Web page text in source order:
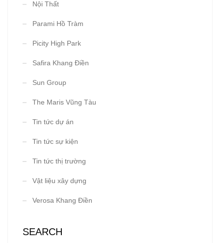
Nội Thất
Parami Hồ Tràm
Picity High Park
Safira Khang Điền
Sun Group
The Maris Vũng Tàu
Tin tức dự án
Tin tức sự kiện
Tin tức thị trường
Vật liệu xây dựng
Verosa Khang Điền
SEARCH